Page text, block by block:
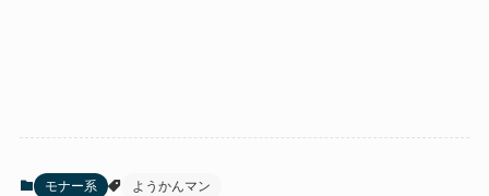
モナー系 ようかんマン